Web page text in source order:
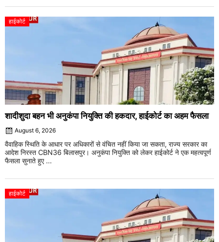
हाईकोर्ट
शादीशुदा बहन भी अनुकंपा नियुक्ति की हकदार, हाईकोर्ट का अहम फैसला
August 6, 2026
वैवाहिक स्थिति के आधार पर अधिकारों से वंचित नहीं किया जा सकता, राज्य सरकार का
आदेश निरस्त CBN36 बिलासपुर। अनुकंपा नियुक्ति को लेकर हाईकोर्ट ने एक महत्वपूर्ण
फैसला सुनाते हुए ...
हाईकोर्ट